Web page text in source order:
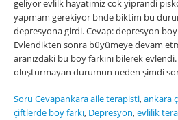
geliyor evlilk hayatimiz cok yiprandi
yapmam gerekiyor bnde biktim bu
depresyona girdi. Cevap: depresyon boy
Evlendikten sonra büyümeye devam
aranızdaki bu boy farkını bilerek
oluşturmayan durumun neden şimdi
Soru Cevapankara aile terapisti,ankara
çiftlerde boy farkı, Depresyon,evlilik